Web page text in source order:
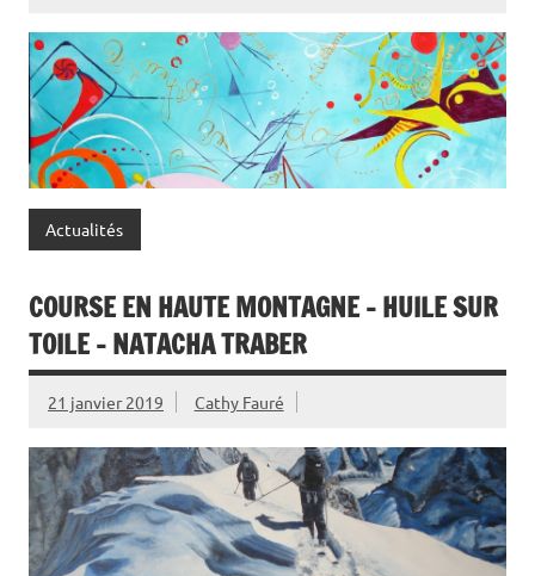
Actualités
COURSE EN HAUTE MONTAGNE – HUILE SUR
TOILE – NATACHA TRABER
21 janvier 2019 Cathy Fauré